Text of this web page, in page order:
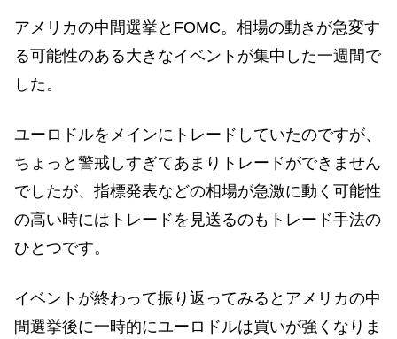
アメリカの中間選挙とFOMC。相場の動きが急変す
る可能性のある大きなイベントが集中した一週間で
した。
ユーロドルをメインにトレードしていたのですが、
ちょっと警戒しすぎてあまりトレードができません
でしたが、指標発表などの相場が急激に動く可能性
の高い時にはトレードを見送るのもトレード手法の
ひとつです。
イベントが終わって振り返ってみるとアメリカの中
間選挙後に一時的にユーロドルは買いが強くなりま